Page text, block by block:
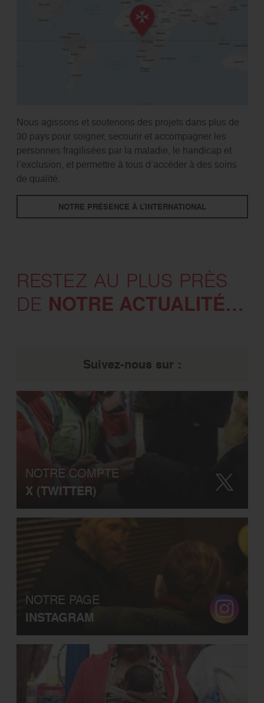
Nous agissons et soutenons des projets dans plus de
30 pays pour soigner, secourir et accompagner les
personnes fragilisées par la maladie, le handicap et
l’exclusion, et permettre à tous d’accéder à des soins
de qualité.
NOTRE PRÉSENCE À L'INTERNATIONAL
RESTEZ AU PLUS PRÈS
DE NOTRE ACTUALITÉ…
Suivez-nous sur :
NOTRE COMPTE
X (TWITTER)
NOTRE PAGE
INSTAGRAM